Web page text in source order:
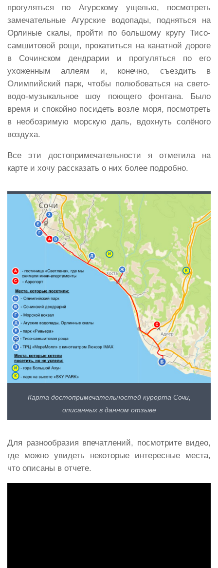
прогуляться по Агурскому ущелью, посмотреть
замечательные Агурские водопады, подняться на
Орлиные скалы, пройти по большому кругу Тисо-
самшитовой рощи, прокатиться на канатной дороге
в Сочинском дендрарии и прогуляться по его
ухоженным аллеям и, конечно, съездить в
Олимпийский парк, чтобы полюбоваться на свето-
водо-музыкальное шоу поющего фонтана. Было
время и спокойно посидеть возле моря, посмотреть
в необозримую морскую даль, вдохнуть солёного
воздуха.
Все эти достопримечательности я отметила на
карте и хочу рассказать о них более подробно.
Карта достопримечательностей курорта Сочи,
описанных в данном отзыве
Для разнообразия впечатлений, посмотрите видео,
где можно увидеть некоторые интересные места,
что описаны в отчете.